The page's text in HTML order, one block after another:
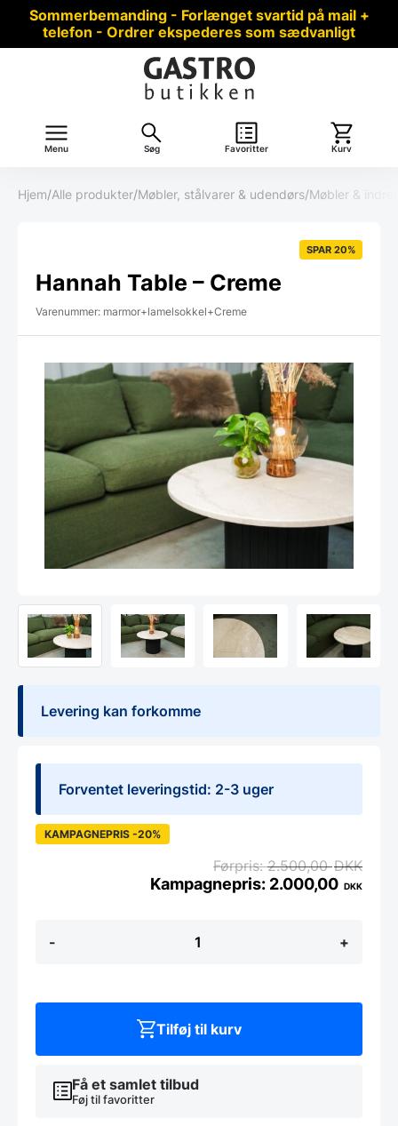
Sommerbemanding - Forlænget svartid på mail +
telefon - Ordrer ekspederes som sædvanligt
Menu Søg Favoritter Kurv
Hjem/Alle produkter/Møbler, stålvarer & udendørs/Møbler &
SPAR 20%
Hannah Table – Creme
Varenummer: marmor+lamelsokkel+Creme
Levering kan forkomme
Forventet leveringstid: 2-3 uger
-
Table
+
KAMPAGNEPRIS -20%
2.500,00DKK
2.000,00 DKK
Få et samlet tilbud
Føj til favoritter
Tilføj til kurv